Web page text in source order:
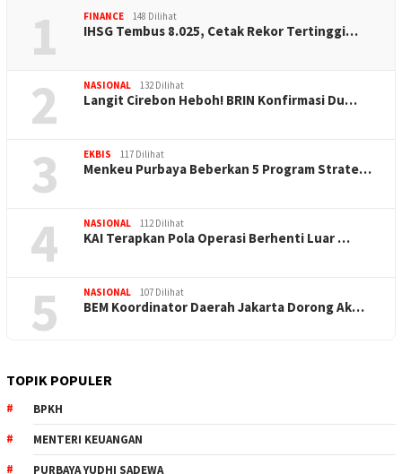
1 FINANCE 148 Dilihat
IHSG Tembus 8.025, Cetak Rekor Tertinggi…
2 NASIONAL 132 Dilihat
Langit Cirebon Heboh! BRIN Konfirmasi Du…
3 EKBIS 117 Dilihat
Menkeu Purbaya Beberkan 5 Program Strate…
4 NASIONAL 112 Dilihat
KAI Terapkan Pola Operasi Berhenti Luar …
5 NASIONAL 107 Dilihat
BEM Koordinator Daerah Jakarta Dorong Ak…
TOPIK POPULER
BPKH
MENTERI KEUANGAN
PURBAYA YUDHI SADEWA